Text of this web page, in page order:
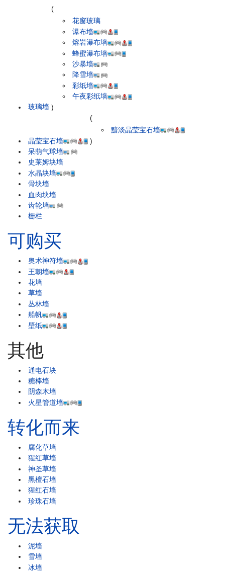
玻璃墙
(
花窗玻璃
瀑布墙
熔岩瀑布墙
蜂蜜瀑布墙
沙暴墙
降雪墙
彩纸墙
午夜彩纸墙
)
晶莹宝石墙
(
黯淡晶莹宝石墙
)
呆萌气球墙
史莱姆块墙
水晶块墙
骨块墙
血肉块墙
齿轮墙
栅栏
可购买
奥术神符墙
王朝墙
花墙
草墙
丛林墙
船帆
壁纸
其他
通电石块
糖棒墙
阴森木墙
火星管道墙
转化而来
腐化草墙
猩红草墙
神圣草墙
黑檀石墙
猩红石墙
珍珠石墙
无法获取
泥墙
雪墙
冰墙